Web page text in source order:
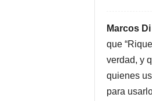
Marcos
que
verdad, y
quienes
para